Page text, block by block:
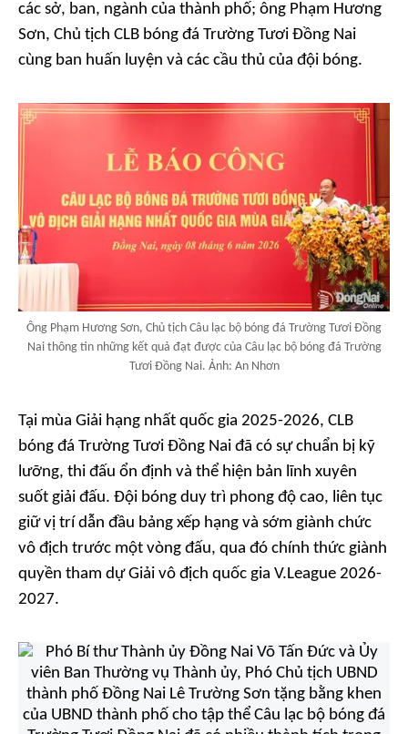
các sở, ban, ngành của thành phố; ông Phạm Hương
Sơn, Chủ tịch CLB bóng đá Trường Tươi Đồng Nai
cùng ban huấn luyện và các cầu thủ của đội bóng.
Ông Phạm Hương Sơn, Chủ tịch Câu lạc bộ bóng đá Trường Tươi Đồng
Nai thông tin những kết quả đạt được của Câu lạc bộ bóng đá Trường
Tươi Đồng Nai. Ảnh: An Nhơn
Tại mùa Giải hạng nhất quốc gia 2025-2026, CLB
bóng đá Trường Tươi Đồng Nai đã có sự chuẩn bị kỹ
lưỡng, thi đấu ổn định và thể hiện bản lĩnh xuyên
suốt giải đấu. Đội bóng duy trì phong độ cao, liên tục
giữ vị trí dẫn đầu bảng xếp hạng và sớm giành chức
vô địch trước một vòng đấu, qua đó chính thức giành
quyền tham dự Giải vô địch quốc gia V.League 2026-
2027.